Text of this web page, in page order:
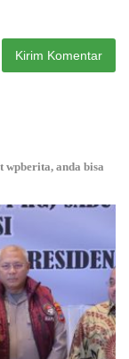
wpberita, anda bisa